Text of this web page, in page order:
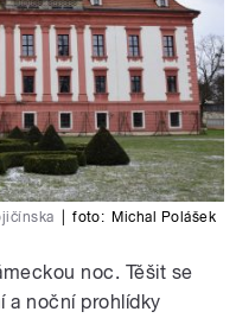
foto: Michal Polášek
noc. Těšit se
a noční prohlídky